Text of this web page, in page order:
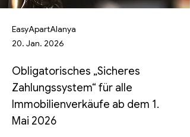
EasyApartAlanya
20. Jan. 2026
Obligatorisches „Sicheres
Zahlungssystem“ für alle
Immobilienverkäufe ab dem 1.
Mai 2026